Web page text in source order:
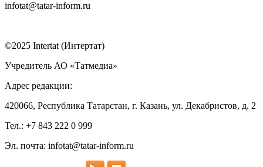
infotat@tatar-inform.ru
©2025 Intertat (Интертат)
Учредитель АО «Татмедиа»
Адрес редакции:
420066, Республика Татарстан, г. Казань, ул. Декабристов, д. 2
Тел.: +7 843 222 0 999
Эл. почта: infotat@tatar-inform.ru